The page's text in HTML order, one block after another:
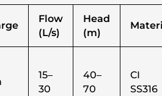
Flow
(L/s)
Head
(m)
15–
30
40–
70
CI
SS316